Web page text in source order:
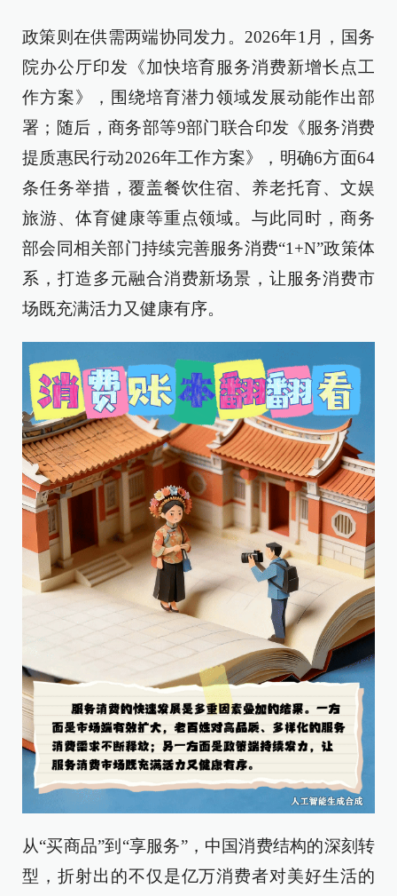
政策则在供需两端协同发力。2026年1月，国务
院办公厅印发《加快培育服务消费新增长点工
作方案》，围绕培育潜力领域发展动能作出部
署；随后，商务部等9部门联合印发《服务消费
提质惠民行动2026年工作方案》，明确6方面64
条任务举措，覆盖餐饮住宿、养老托育、文娱
旅游、体育健康等重点领域。与此同时，商务
部会同相关部门持续完善服务消费“1+N”政策体
系，打造多元融合消费新场景，让服务消费市
场既充满活力又健康有序。
从“买商品”到“享服务”，中国消费结构的深刻转
型，折射出的不仅是亿万消费者对美好生活的